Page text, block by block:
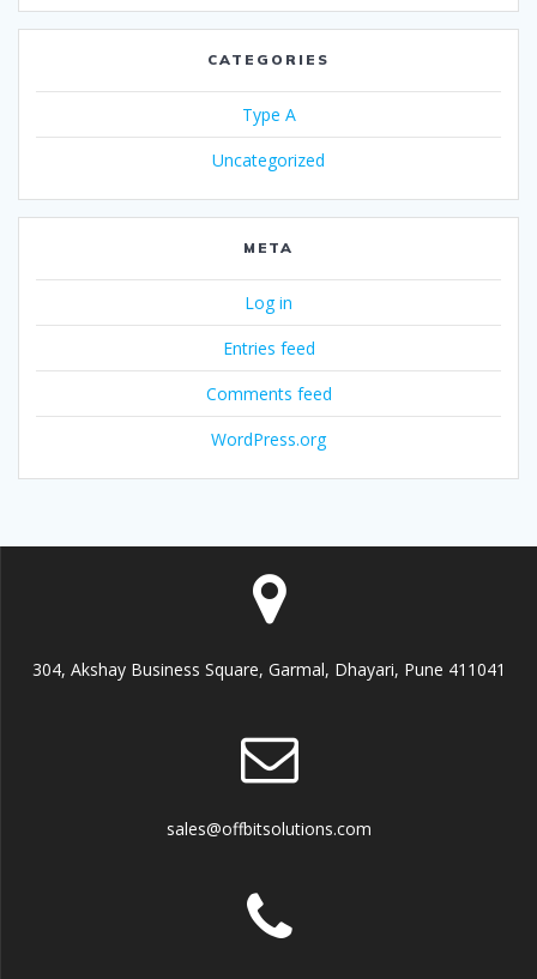
CATEGORIES
Type A
Uncategorized
META
Log in
Entries feed
Comments feed
WordPress.org
304, Akshay Business Square, Garmal, Dhayari, Pune 411041
sales@offbitsolutions.com